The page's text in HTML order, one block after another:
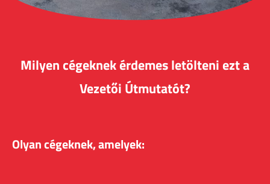
Milyen cégeknek érdemes letölteni ezt a
Vezetői Útmutatót?
Olyan cégeknek, amelyek: